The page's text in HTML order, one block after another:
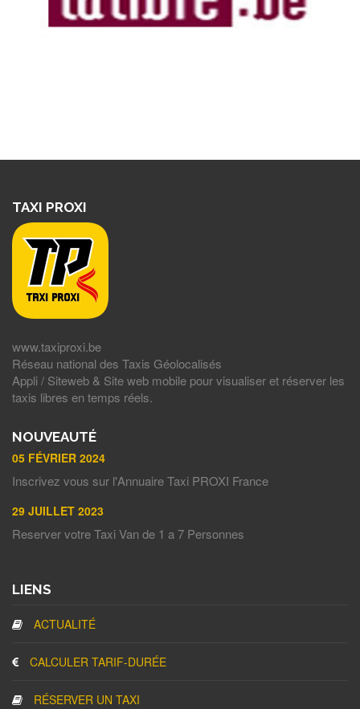
TAXI PROXI
www.taxiproxi.be
Réseau national des Taxis Géolocalisés
Appli / Siteweb & Site web mobile pour visualiser et réserver les
taxis libres en temps réels.
NOUVEAUTÉ
05 FÉVRIER 2024
Inscrivez vous sur l'Annuaire Taxi PROXI France
29 JUILLET 2023
Reserver votre Taxi Van de 1 a 7 Personnes
LIENS
ACTUALITÉ
CALCULER TARIF-DURÉE
RÉSERVER UN TAXI